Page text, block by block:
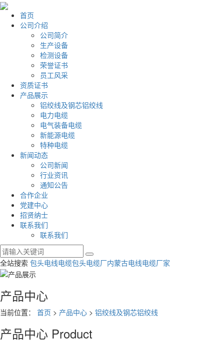
首页
公司介绍
公司简介
生产设备
检测设备
荣誉证书
员工风采
资质证书
产品展示
铝绞线及钢芯铝绞线
电力电缆
电气装备电缆
新能源电缆
特种电缆
新闻动态
公司新闻
行业资讯
通知公告
合作企业
党建中心
招贤纳士
联系我们
联系我们
全站搜索 包头电线电缆包头电缆厂内蒙古电线电缆厂家
产品中心
当前位置： 首页 > 产品中心 > 铝绞线及钢芯铝绞线
产品中心 Product